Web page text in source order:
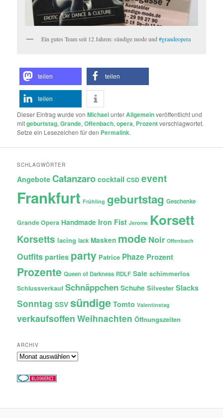
Ein gutes Team seit 12 Jahren: sündige mode und#grandeopera
teilen teilen
teilen
Dieser Eintrag wurde vonMichaelunterAllgemeinveröffentlicht und
mitgeburtstag,Grande,Offenbach,opera, Prozentverschlagwortet.
Setze ein Lesezeichen für den Permalink.
SCHLAGWÖRTER
Angebote Catanzaro cocktail CSD event
Frankfurt Frühling geburtstag Geschenke
Grande Opera Handmade Iron Fist Jerome Korsett
Korsetts lacing lack Masken mode Noir Offenbach
Outfits parties party Patrice Phaze Prozent
Prozente Queen of Darkness RDLF Sale schimmerlos
Schlussverkauf Schnäppchen Schuhe Silvester Slacks
Sonntag SSV sündige Tomto Valentinstag
verkaufsoffen Weihnachten Öffnungszeiten
ARCHIV
Archiv